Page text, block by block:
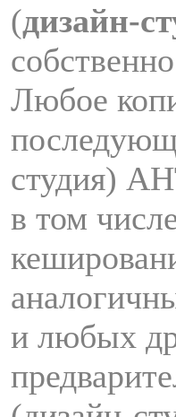
(дизайн-
Любое
студия)
в том
и любых